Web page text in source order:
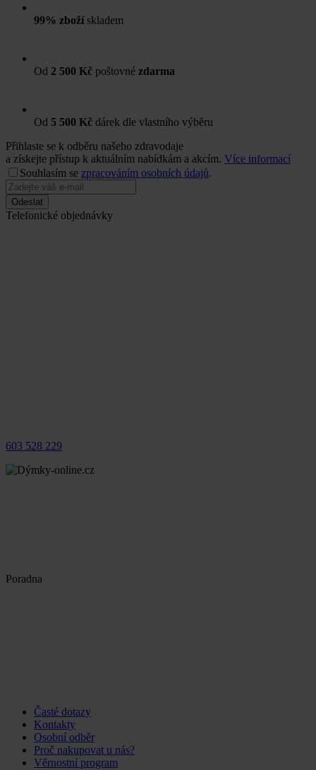
99% zboží skladem
Od 2 500 Kč poštovné zdarma
Od 5 500 Kč dárek dle vlastního výběru
Přihlaste se k odběru našeho zdravodaje
a získejte přístup k aktuálním nabídkám a akcím. Více informací
Souhlasím se zpracováním osobních údajů.
Odeslat
Telefonické objednávky
603 528 229
Poradna
Časté dotazy
Kontakty
Osobní odběr
Proč nakupovat u nás?
Věrnostní program